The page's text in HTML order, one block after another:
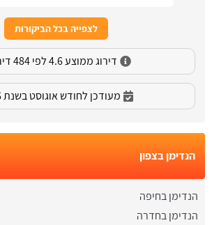
לצפייה בכל הביקורות
דירוג ממוצע 4.6 לפי 484 דירוגים
מעודכן לחודש אוגוסט בשנת 2026
הנדימן בצפון
הנדימן בחיפה
הנדימן בחדרה